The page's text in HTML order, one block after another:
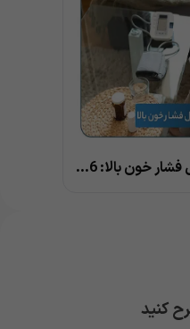
ویزیت آنلاین برای کنترل فشار خون بالا: 6 روش پیشگیری و درمان
کنید